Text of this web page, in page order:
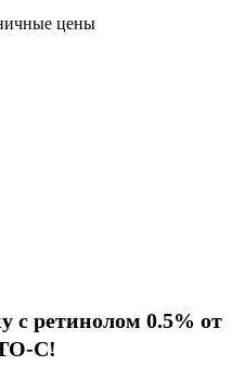
цены
с ретинолом 0.5% от
C!